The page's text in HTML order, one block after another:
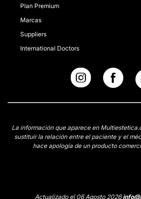
Plan Premium
Marcas
Suppliers
International Doctors
La información que aparece en
sustituir la relación entre el paciente y el
hace apología de un producto
Actualizado el 06 Agosto 2026